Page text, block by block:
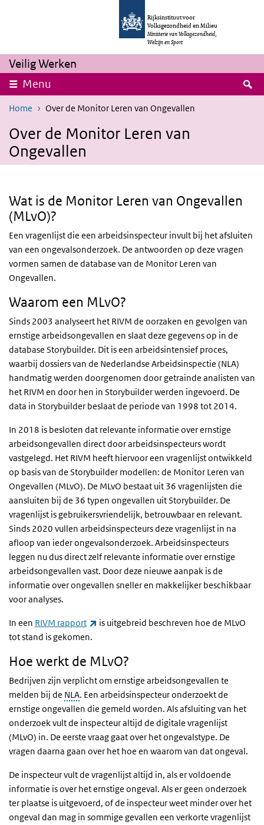
Rijksinstituut voor
Volksgezondheid en Milieu
Ministerie van Volksgezondheid,
Welzijn en Sport
Veilig Werken
Menu
Home Over de Monitor Leren van Ongevallen
Over de Monitor Leren van
Ongevallen
Wat is de Monitor Leren van Ongevallen
(MLvO)?
Een vragenlijst die een arbeidsinspecteur invult bij het afsluiten
van een ongevalsonderzoek. De antwoorden op deze vragen
vormen samen de database van de Monitor Leren van
Ongevallen.
Waarom een MLvO?
Sinds 2003 analyseert het RIVM de oorzaken en gevolgen van
ernstige arbeidsongevallen en slaat deze gegevens op in de
database Storybuilder. Dit is een arbeidsintensief proces,
waarbij dossiers van de Nederlandse Arbeidsinspectie (NLA)
handmatig werden doorgenomen door getrainde analisten van
het RIVM en door hen in Storybuilder werden ingevoerd. De
data in Storybuilder beslaat de periode van 1998 tot 2014.
In 2018 is besloten dat relevante informatie over ernstige
arbeidsongevallen direct door arbeidsinspecteurs wordt
vastgelegd. Het RIVM heeft hiervoor een vragenlijst ontwikkeld
op basis van de Storybuilder modellen: de Monitor Leren van
Ongevallen (MLvO). De MLvO bestaat uit 36 vragenlijsten die
aansluiten bij de 36 typen ongevallen uit Storybuilder. De
vragenlijst is gebruikersvriendelijk, betrouwbaar en relevant.
Sinds 2020 vullen arbeidsinspecteurs deze vragenlijst in na
afloop van ieder ongevalsonderzoek. Arbeidsinspecteurs
leggen nu dus direct zelf relevante informatie over ernstige
arbeidsongevallen vast. Door deze nieuwe aanpak is de
informatie over ongevallen sneller en makkelijker beschikbaar
voor analyses.
In een RIVM rapport (link is external)
is uitgebreid beschreven hoe de MLvO
tot stand is gekomen.
Hoe werkt de MLvO?
Bedrijven zijn verplicht om ernstige arbeidsongevallen te
melden bij de NLA. Een arbeidsinspecteur onderzoekt de
ernstige ongevallen die gemeld worden. Als afsluiting van het
onderzoek vult de inspecteur altijd de digitale vragenlijst
(MLvO) in. De eerste vraag gaat over het ongevalstype. De
vragen daarna gaan over het hoe en waarom van dat ongeval.
De inspecteur vult de vragenlijst altijd in, als er voldoende
informatie is over het ernstige ongeval. Als er geen onderzoek
ter plaatse is uitgevoerd, of de inspecteur weet minder over het
ongeval dan mag in sommige gevallen een verkorte vragenlijst